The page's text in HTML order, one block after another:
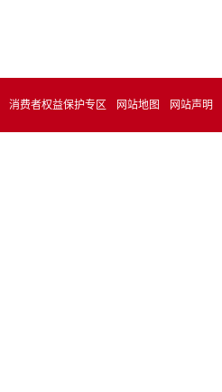
消费者权益保护专区 网站地图 网站声明